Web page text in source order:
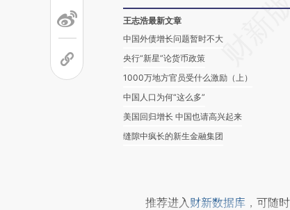
王志浩最新文章
中国外债增长问题暂时不大
央行“新星”论货币政策
1000万地方官员受什么激励（上）
中国人口为何“这么多”
美国回归增长 中国也请高兴起来
缝隙中疯长的新生金融集团
推荐进入 财新数据库 ，可随